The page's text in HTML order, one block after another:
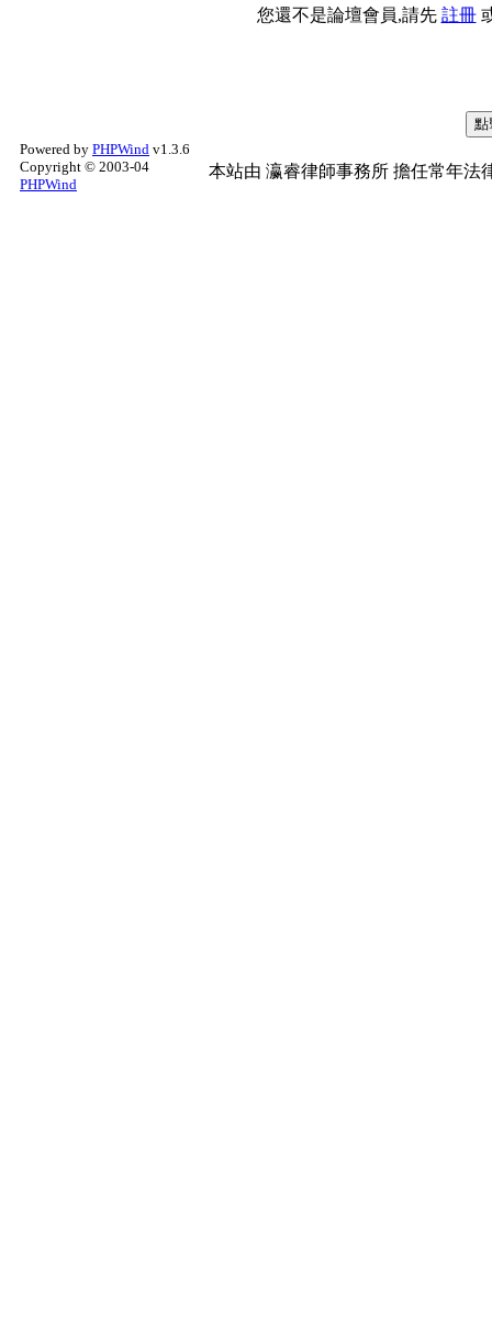
您還不是論壇會員,請先 註冊
Powered by PHPWind v1.3.6
Copyright © 2003-04
PHPWind
本站由 瀛睿律師事務所 擔任常年法